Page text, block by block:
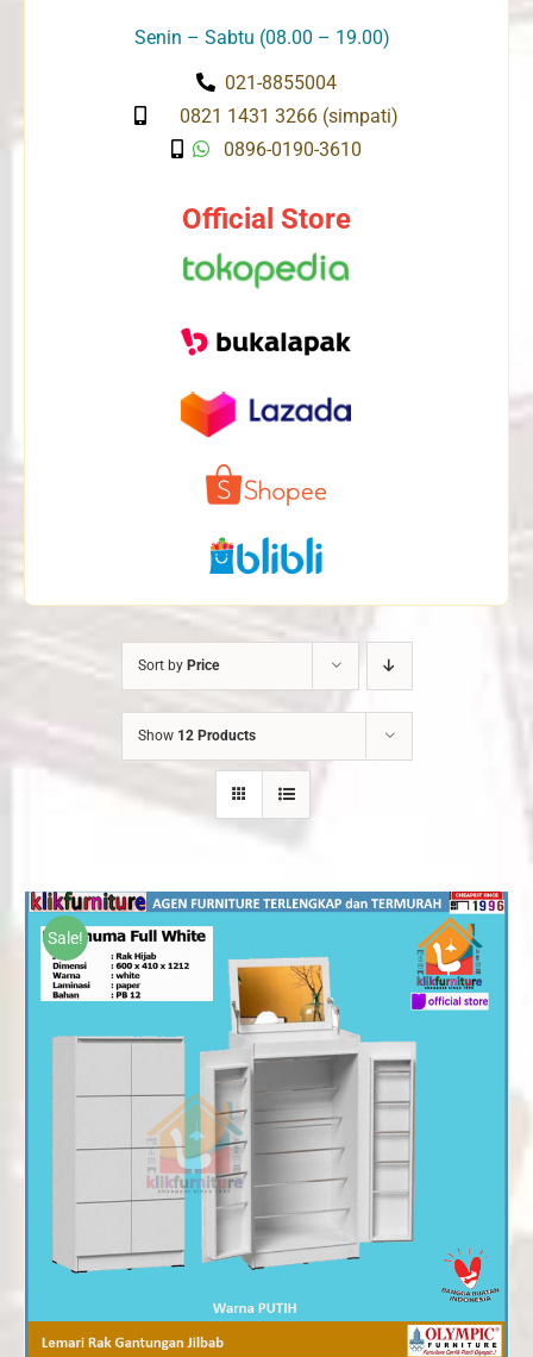
Senin – Sabtu (08.00 – 19.00)
021-8855004
0821 1431 3266 (simpati)
0896-0190-3610
Official Store
Sort by Price
Show 12 Products
Sale!